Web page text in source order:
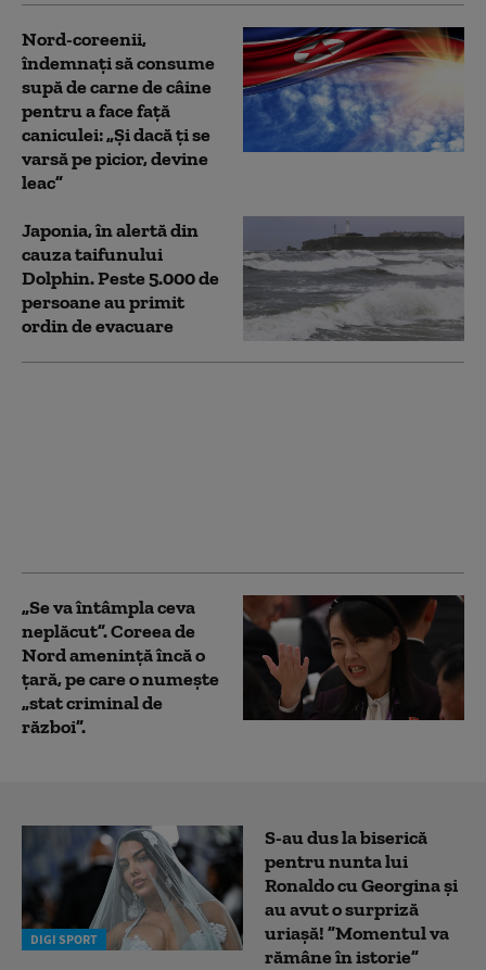
Nord-coreenii,
îndemnaţi să consume
supă de carne de câine
pentru a face față
caniculei: „Și dacă ţi se
varsă pe picior, devine
leac”
Japonia, în alertă din
cauza taifunului
Dolphin. Peste 5.000 de
persoane au primit
ordin de evacuare
„Se va întâmpla ceva
neplăcut”. Coreea de
Nord amenință încă o
țară, pe care o numește
„stat criminal de
război”.
DIGI SPORT
S-au dus la biserică
pentru nunta lui
Ronaldo cu Georgina și
au avut o surpriză
uriașă! ”Momentul va
rămâne în istorie”